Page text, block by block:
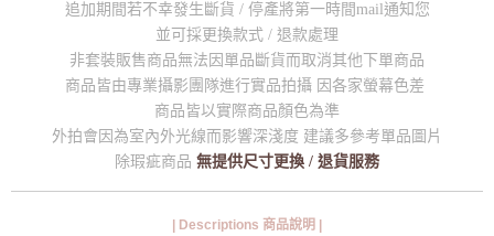
追加期間若不幸發生斷貨 / 停產將第一時間mail通知您
並可採更換款式 / 退款處理
非套裝販售商品無法因單品斷貨而取消其他下單商品
商品皆由專業攝影團隊進行實品拍攝 因各家螢幕色差
商品皆以實際商品顏色為準
外拍會因為室內外光線而影響深淺度 建議多參考單品圖片
除瑕疵商品 無提供尺寸更換 / 退貨服務
| Descriptions 商品說明 |